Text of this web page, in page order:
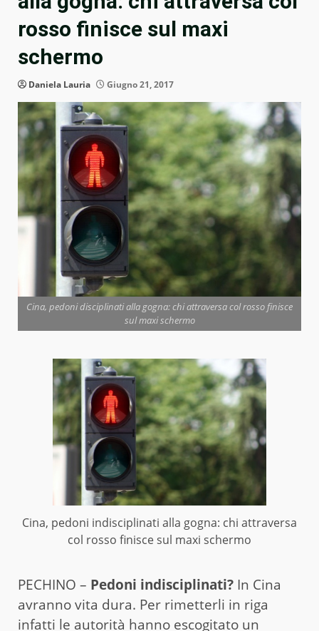
rosso finisce sul maxi
schermo
Daniela Lauria Giugno 21, 2017
Cina, pedoni disciplinati alla gogna: chi attraversa col rosso finisce
sul maxi schermo
Cina, pedoni indisciplinati alla gogna: chi attraversa
col rosso finisce sul maxi schermo
PECHINO – Pedoni indisciplinati? In Cina
avranno vita dura. Per rimetterli in riga
infatti le autorità hanno escogitato un